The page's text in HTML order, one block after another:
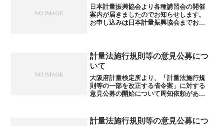
日本計量振興協会より各種講習会の開催
案内が届きましたのでお知らせします。
お申し込みは日本計量振興協会までお願
士国家試験直前対策...
計量法施行規則等の意見公募につ
いて
大阪府計量検定所より、「計量法施行規
則等の一部を改正する省令案」に対する
意見公募の開始について周知依頼があり
て確認ください。こちらの意見公募は終
計量法施行規則等の意見公募につ